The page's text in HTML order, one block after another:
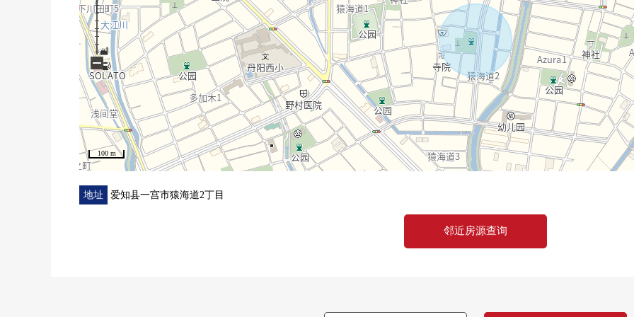
・到丹太阳西小学步行10分钟(约800m)
・到丹太阳中学步行20分钟(约1600m)
・到Amica一宫商店步行19分钟(约1500m)
・到药品杉山多加木商店步行16分钟(约1280m)
・到科印度烤饼PRO一宫商店步行17分钟(约1300m)
・到Lawson一宫新竹2丁目商店步行5分钟(约350m)
・到森本中央公园步行14分钟(约1080m)
■ 在找想要的家方面给予帮助的━━━━━・・・
房源的详细、需讨论是如有意向，请跟我们联系。
100 m
−
地址 爱知县一宫市猿海道2丁目
邻近房源查询